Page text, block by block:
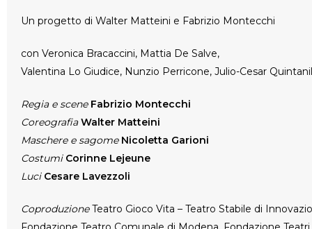
Un progetto di Walter Matteini e Fabrizio Montecchi
con Veronica Bracaccini, Mattia De Salve,
Valentina Lo Giudice, Nunzio Perricone, Julio-Cesar
Regia e scene Fabrizio Montecchi
CoreografiaWalter Matteini
Maschere e sagome Nicoletta Garioni
Costumi Corinne Lejeune
Luci Cesare Lavezzoli
CoproduzioneTeatro Gioco Vita – Teatro Stabile di